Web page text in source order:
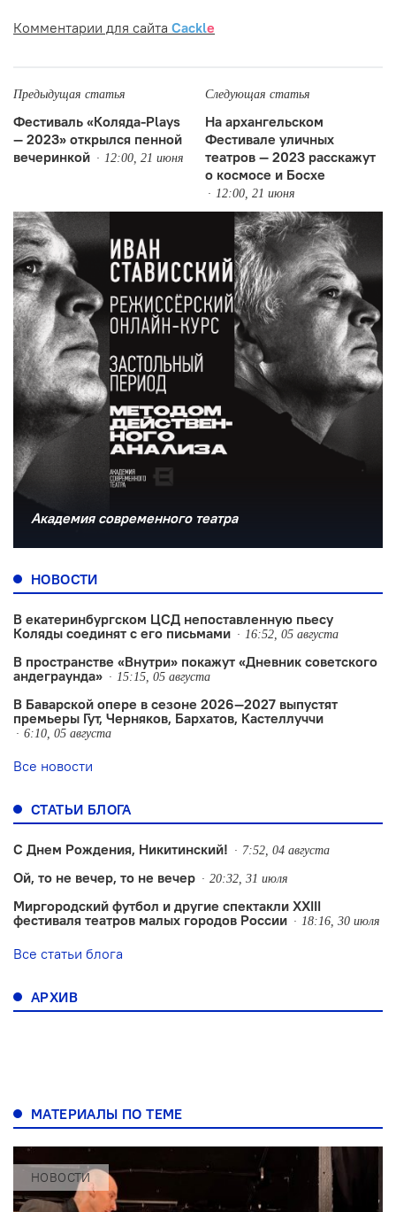
Комментарии для сайта Cackle
Предыдущая статья
Фестиваль «Коляда-Plays
— 2023» открылся пенной
вечеринкой
12:00, 21 июня
Следующая статья
На архангельском
Фестивале уличных
театров — 2023 расскажут
о космосе и Босхе
12:00, 21 июня
Академия современного театра
НОВОСТИ
В екатеринбургском ЦСД непоставленную пьесу
Коляды соединят с его письмами
16:52, 05 августа
В пространстве «Внутри» покажут «Дневник советского
андеграунда»
15:15, 05 августа
В Баварской опере в сезоне 2026—2027 выпустят
премьеры Гут, Черняков, Бархатов, Кастеллуччи
6:10, 05 августа
Все новости
СТАТЬИ БЛОГА
С Днем Рождения, Никитинский! 7:52, 04 августа
Ой, то не вечер, то не вечер 20:32, 31 июля
Миргородский футбол и другие спектакли XXIII
фестиваля театров малых городов России
18:16, 30 июля
Все статьи блога
АРХИВ
МАТЕРИАЛЫ ПО ТЕМЕ
НОВОСТИ